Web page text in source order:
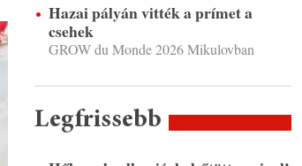
Hazai pályán vitték a prímet a
csehek
GROW du Monde 2026 Mikulovban
Legfrissebb